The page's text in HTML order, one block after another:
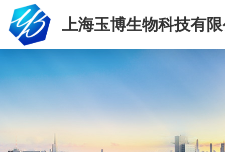
上海玉博生物科技有